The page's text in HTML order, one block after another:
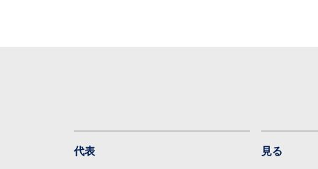
代表 見る